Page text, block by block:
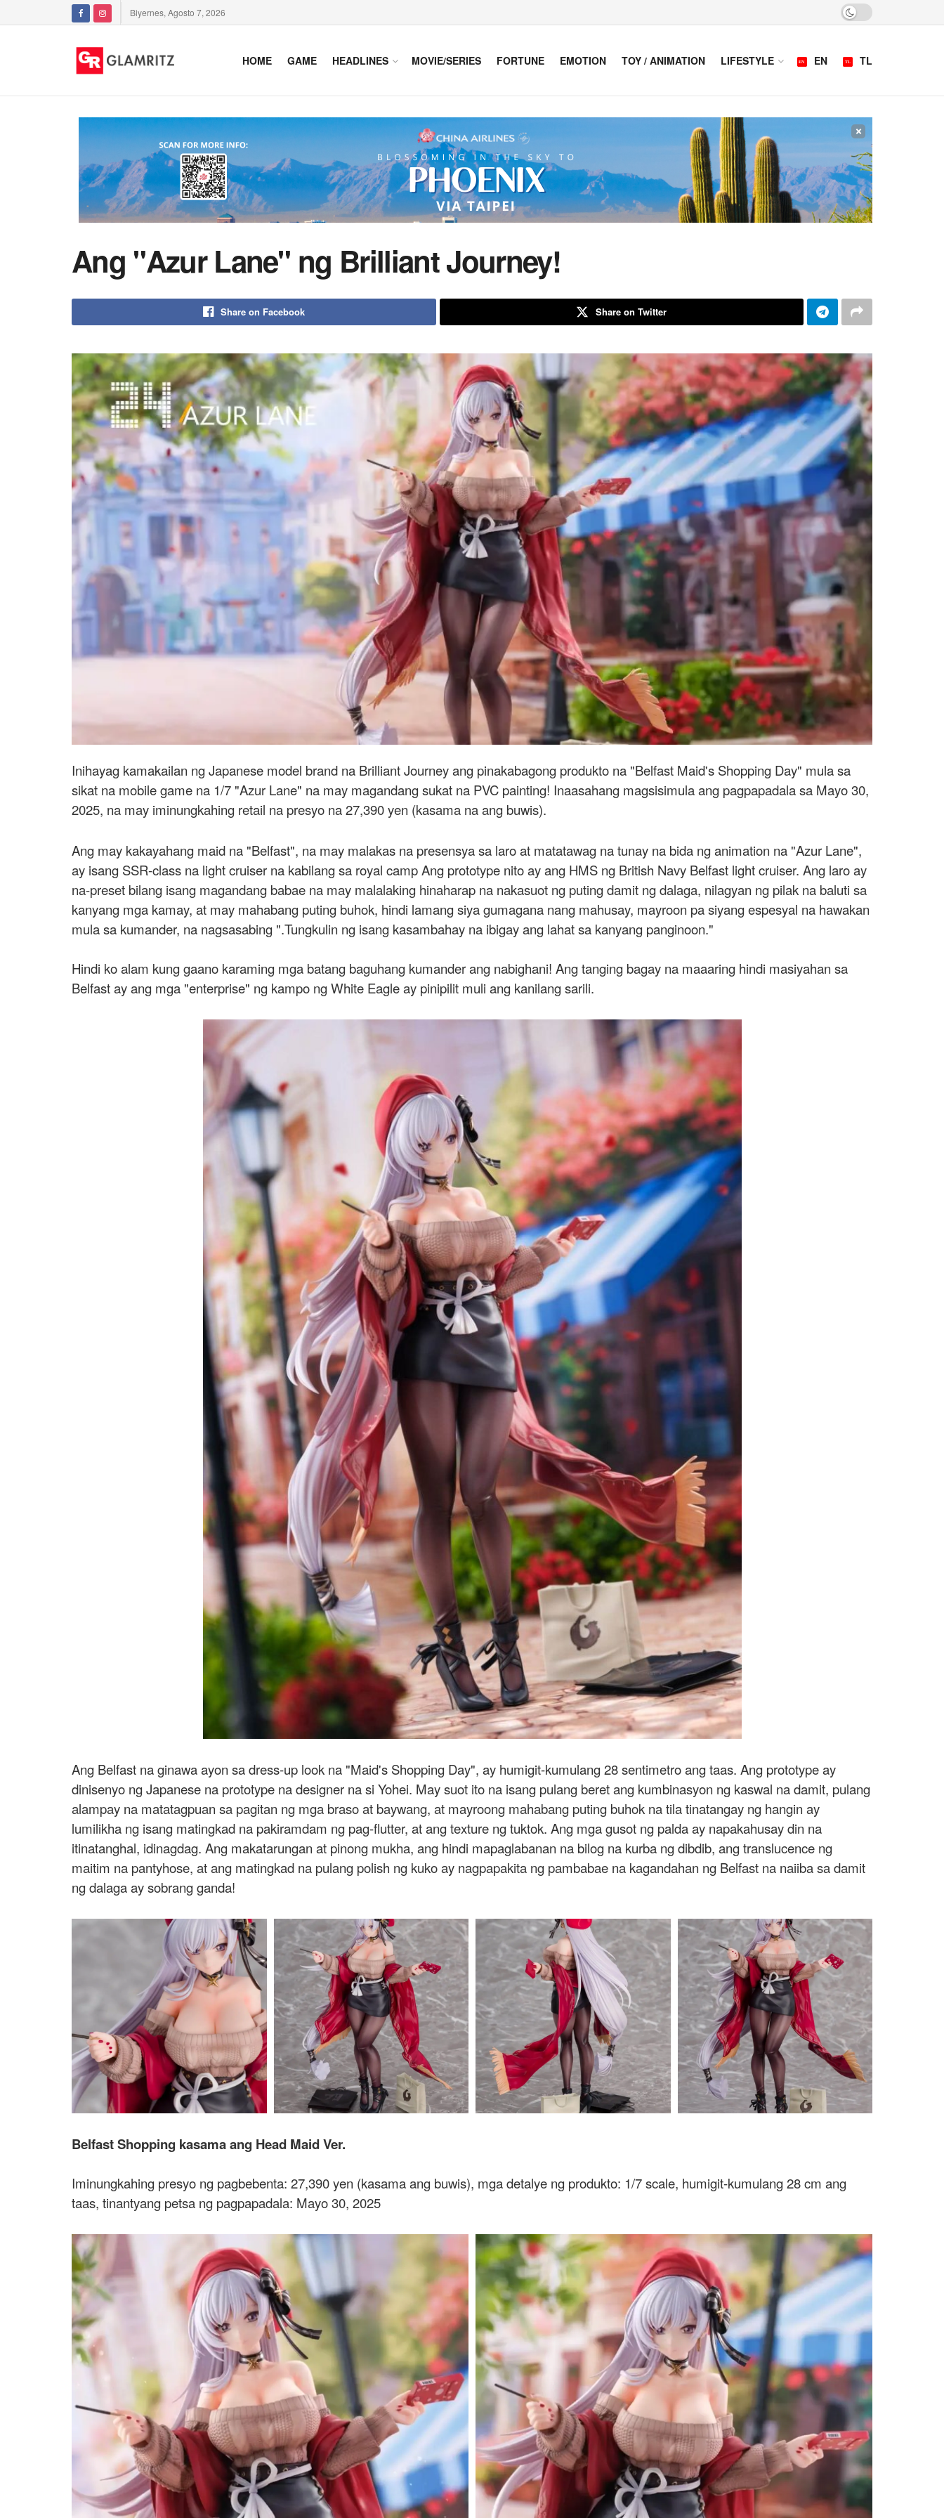
Biyernes, Agosto 7, 2026
HOME GAME HEADLINES MOVIE/SERIES FORTUNE EMOTION TOY / ANIMATION LIFESTYLE EN TL
×
Ang "Azur Lane" ng Brilliant Journey!
Share on Facebook Share on Twitter
Inihayag kamakailan ng Japanese model brand na Brilliant Journey ang pinakabagong produkto na "Belfast Maid's Shopping Day" mula sa
sikat na mobile game na 1/7 "Azur Lane" na may magandang sukat na PVC painting! Inaasahang magsisimula ang pagpapadala sa Mayo 30,
2025, na may iminungkahing retail na presyo na 27,390 yen (kasama na ang buwis).
Ang may kakayahang maid na "Belfast", na may malakas na presensya sa laro at matatawag na tunay na bida ng animation na "Azur Lane",
ay isang SSR-class na light cruiser na kabilang sa royal camp Ang prototype nito ay ang HMS ng British Navy Belfast light cruiser. Ang laro ay
na-preset bilang isang magandang babae na may malalaking hinaharap na nakasuot ng puting damit ng dalaga, nilagyan ng pilak na baluti sa
kanyang mga kamay, at may mahabang puting buhok, hindi lamang siya gumagana nang mahusay, mayroon pa siyang espesyal na hawakan
mula sa kumander, na nagsasabing ".Tungkulin ng isang kasambahay na ibigay ang lahat sa kanyang panginoon."
Hindi ko alam kung gaano karaming mga batang baguhang kumander ang nabighani! Ang tanging bagay na maaaring hindi masiyahan sa
Belfast ay ang mga "enterprise" ng kampo ng White Eagle ay pinipilit muli ang kanilang sarili.
Ang Belfast na ginawa ayon sa dress-up look na "Maid's Shopping Day", ay humigit-kumulang 28 sentimetro ang taas. Ang prototype ay
dinisenyo ng Japanese na prototype na designer na si Yohei. May suot ito na isang pulang beret ang kumbinasyon ng kaswal na damit, pulang
alampay na matatagpuan sa pagitan ng mga braso at baywang, at mayroong mahabang puting buhok na tila tinatangay ng hangin ay
lumilikha ng isang matingkad na pakiramdam ng pag-flutter, at ang texture ng tuktok. Ang mga gusot ng palda ay napakahusay din na
itinatanghal, idinagdag. Ang makatarungan at pinong mukha, ang hindi mapaglabanan na bilog na kurba ng dibdib, ang translucence ng
maitim na pantyhose, at ang matingkad na pulang polish ng kuko ay nagpapakita ng pambabae na kagandahan ng Belfast na naiiba sa damit
ng dalaga ay sobrang ganda!
Belfast Shopping kasama ang Head Maid Ver.
Iminungkahing presyo ng pagbebenta: 27,390 yen (kasama ang buwis), mga detalye ng produkto: 1/7 scale, humigit-kumulang 28 cm ang
taas, tinantyang petsa ng pagpapadala: Mayo 30, 2025